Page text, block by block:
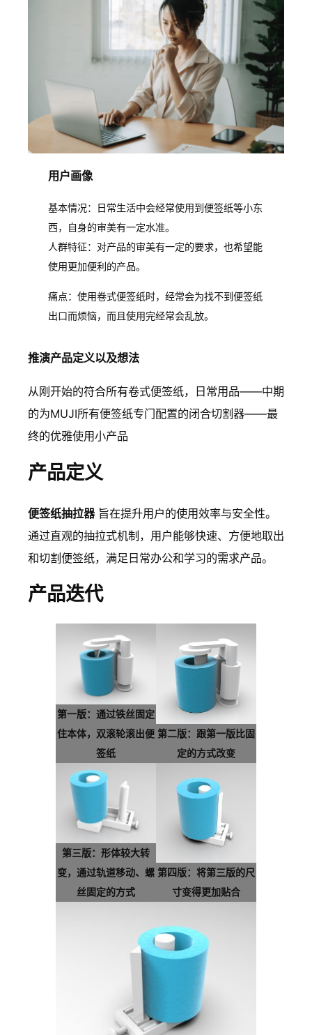
用户画像
基本情况：日常生活中会经常使用到便签纸等小东
西，自身的审美有一定水准。
人群特征：对产品的审美有一定的要求，也希望能
使用更加便利的产品。
痛点：使用卷式便签纸时，经常会为找不到便签纸
出口而烦恼，而且使用完经常会乱放。
推演产品定义以及想法
从刚开始的符合所有卷式便签纸，日常用品——中期
的为MUJI所有便签纸专门配置的闭合切割器——最
终的优雅使用小产品
产品定义
便签纸抽拉器旨在提升用户的使用效率与安全性。
通过直观的抽拉式机制，用户能够快速、方便地取出
和切割便签纸，满足日常办公和学习的需求产品。
产品迭代
第一版：通过铁丝固定
住本体，双滚轮滚出便
签纸
第二版：跟第一版比固
定的方式改变
第三版：形体较大转
变，通过轨道移动、螺
丝固定的方式
第四版：将第三版的尺
寸变得更加贴合